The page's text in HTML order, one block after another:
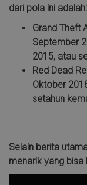
dari pola ini adalah:
Grand Theft
September
2015, atau
Red Dead
Oktober
setahun
Selain berita
menarik yang